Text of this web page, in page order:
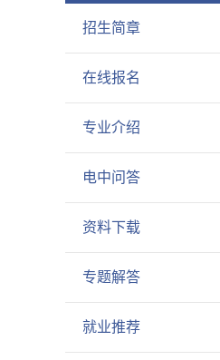
招生简章
在线报名
专业介绍
电中问答
资料下载
专题解答
就业推荐